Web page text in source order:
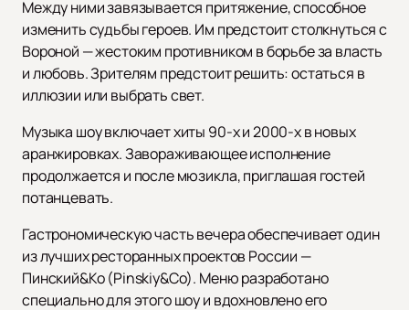
Между ними завязывается притяжение, способное
изменить судьбы героев. Им предстоит столкнуться с
Вороной — жестоким противником в борьбе за власть
и любовь. Зрителям предстоит решить: остаться в
иллюзии или выбрать свет.
Музыка шоу включает хиты 90-х и 2000-х в новых
аранжировках. Завораживающее исполнение
продолжается и после мюзикла, приглашая гостей
потанцевать.
Гастрономическую часть вечера обеспечивает один
из лучших ресторанных проектов России —
Пинский&Ко (Pinskiy&Co). Меню разработано
специально для этого шоу и вдохновлено его